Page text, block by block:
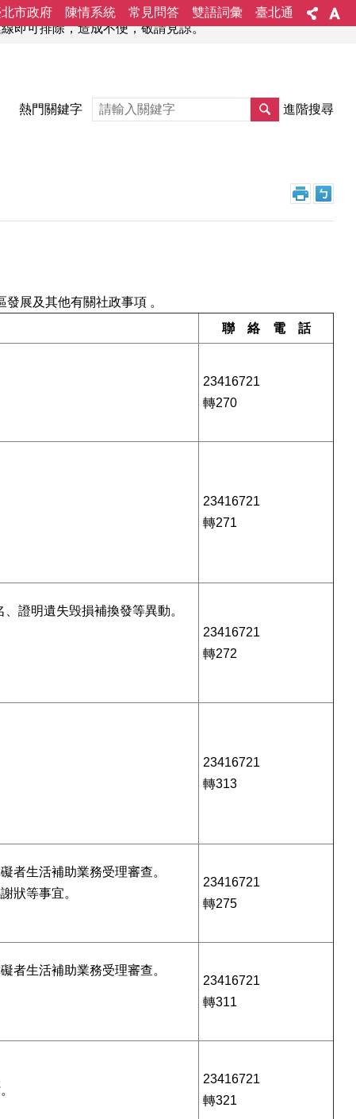
即可排除，造成不便，敬請見諒。
市政府 陳情系統 常見問答 雙語詞彙 臺北通
熱門關鍵字 進階搜尋
聯 絡 電 話
展及其他有關社政事項 。
23416721
轉270
23416721
轉271
證明遺失毁損補換發等異動。
23416721
轉272
23416721
轉313
者生活補助業務受理審查。
狀等事宜。
23416721
轉275
者生活補助業務受理審查。
23416721
轉311
23416721
轉321